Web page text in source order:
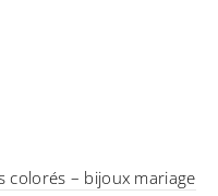
colorés – bijoux mariage